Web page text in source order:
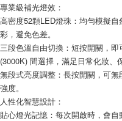
專業級補光燈效：
高密度52顆LED燈珠：均勻模擬
彩，避免色差。
三段色溫自由切換：短按開關，
(3000K) 間選擇，滿足日常化妝、
無段式亮度調整：長按開關，可
強度。
人性化智慧設計：
貼心燈光記憶：每次開啟時，會